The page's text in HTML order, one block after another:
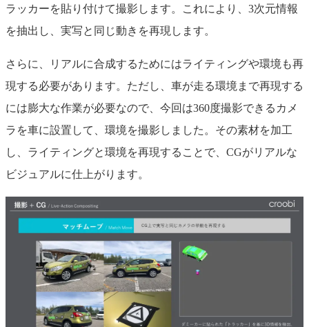
ラッカーを貼り付けて撮影します。これにより、3次元情報
を抽出し、実写と同じ動きを再現します。
さらに、リアルに合成するためにはライティングや環境も再
現する必要があります。ただし、車が走る環境まで再現する
には膨大な作業が必要なので、今回は360度撮影できるカメ
ラを車に設置して、環境を撮影しました。その素材を加工
し、ライティングと環境を再現することで、CGがリアルな
ビジュアルに仕上がります。